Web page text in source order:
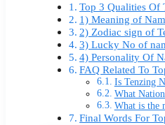
Top 3 Qualities Of
1) Meaning of
2) Zodiac sign of
3) Lucky No of
4) Personality Of
FAQ Related To
Is Tenzing
What
What is the
Final Words For